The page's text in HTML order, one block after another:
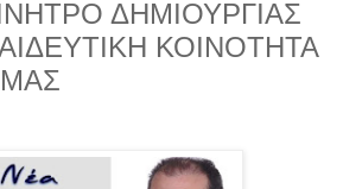
ΔΗΜΙΟΥΡΓΙΑΣ
ΚΟΙΝΟΤΗΤΑ